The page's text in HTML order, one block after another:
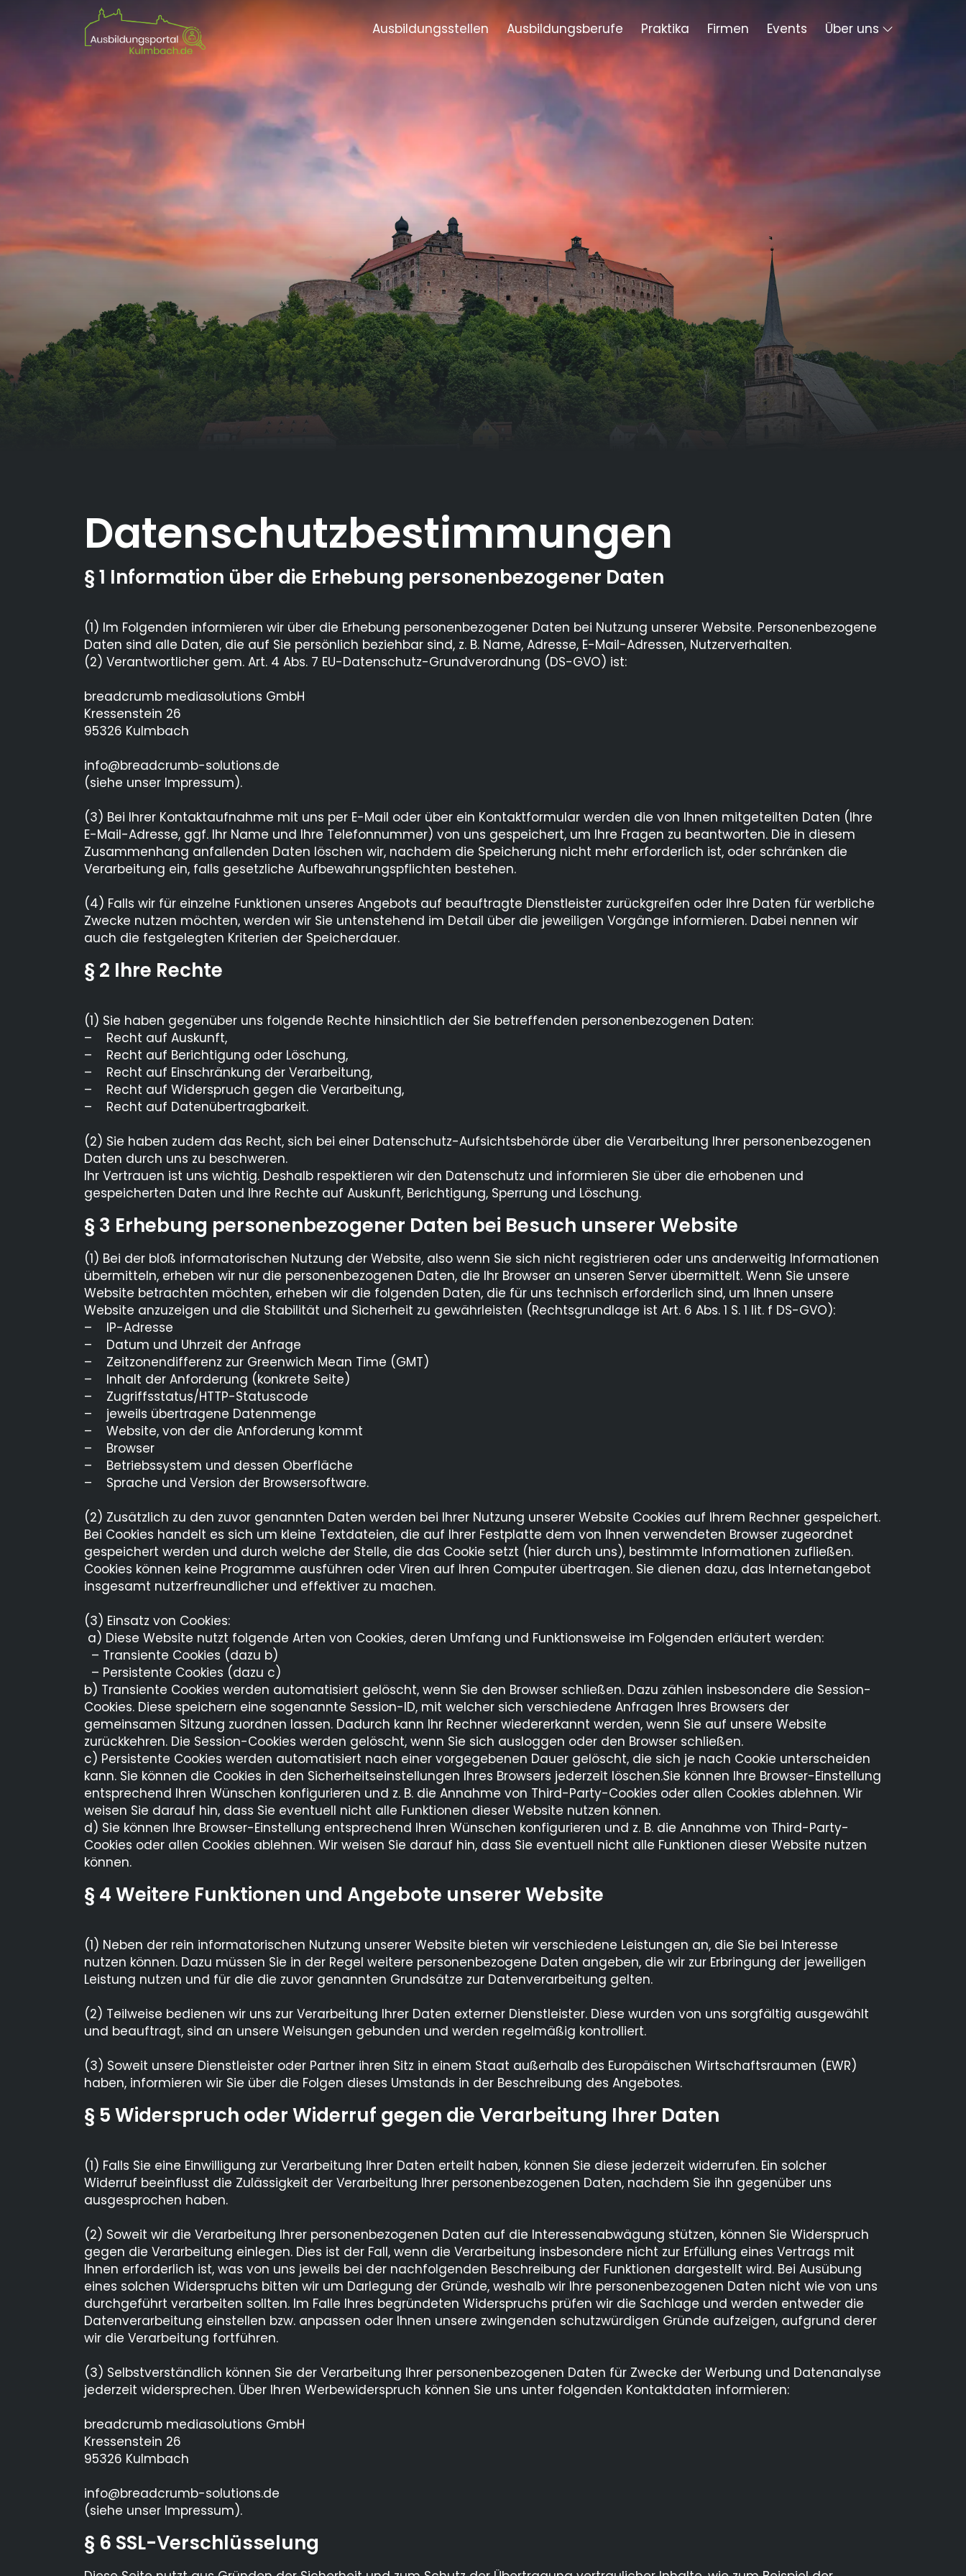
Ausbildungsstellen Ausbildungsberufe Praktika Firmen Events Über uns
Ausbildungsportal Kulmbach
Datenschutz
Datenschutzbestimmungen
§ 1 Information über die Erhebung personenbezogener Daten
(1) Im Folgenden informieren wir über die Erhebung personenbezogener Daten bei Nutzung unserer Website. Personenbezogene
Daten sind alle Daten, die auf Sie persönlich beziehbar sind, z. B. Name, Adresse, E-Mail-Adressen, Nutzerverhalten.
(2) Verantwortlicher gem. Art. 4 Abs. 7 EU-Datenschutz-Grundverordnung (DS-GVO) ist:
breadcrumb mediasolutions GmbH
Kressenstein 26
95326 Kulmbach
info@breadcrumb-solutions.de
(siehe unser Impressum).
(3) Bei Ihrer Kontaktaufnahme mit uns per E-Mail oder über ein Kontaktformular werden die von Ihnen mitgeteilten Daten (Ihre
E-Mail-Adresse, ggf. Ihr Name und Ihre Telefonnummer) von uns gespeichert, um Ihre Fragen zu beantworten. Die in diesem
Zusammenhang anfallenden Daten löschen wir, nachdem die Speicherung nicht mehr erforderlich ist, oder schränken die
Verarbeitung ein, falls gesetzliche Aufbewahrungspflichten bestehen.
(4) Falls wir für einzelne Funktionen unseres Angebots auf beauftragte Dienstleister zurückgreifen oder Ihre Daten für werbliche
Zwecke nutzen möchten, werden wir Sie untenstehend im Detail über die jeweiligen Vorgänge informieren. Dabei nennen wir
auch die festgelegten Kriterien der Speicherdauer.
§ 2 Ihre Rechte
(1) Sie haben gegenüber uns folgende Rechte hinsichtlich der Sie betreffenden personenbezogenen Daten:
– Recht auf Auskunft,
– Recht auf Berichtigung oder Löschung,
– Recht auf Einschränkung der Verarbeitung,
– Recht auf Widerspruch gegen die Verarbeitung,
– Recht auf Datenübertragbarkeit.
(2) Sie haben zudem das Recht, sich bei einer Datenschutz-Aufsichtsbehörde über die Verarbeitung Ihrer personenbezogenen
Daten durch uns zu beschweren.
Ihr Vertrauen ist uns wichtig. Deshalb respektieren wir den Datenschutz und informieren Sie über die erhobenen und
gespeicherten Daten und Ihre Rechte auf Auskunft, Berichtigung, Sperrung und Löschung.
§ 3 Erhebung personenbezogener Daten bei Besuch unserer Website
(1) Bei der bloß informatorischen Nutzung der Website, also wenn Sie sich nicht registrieren oder uns anderweitig Informationen
übermitteln, erheben wir nur die personenbezogenen Daten, die Ihr Browser an unseren Server übermittelt. Wenn Sie unsere
Website betrachten möchten, erheben wir die folgenden Daten, die für uns technisch erforderlich sind, um Ihnen unsere
Website anzuzeigen und die Stabilität und Sicherheit zu gewährleisten (Rechtsgrundlage ist Art. 6 Abs. 1 S. 1 lit. f DS-GVO):
– IP-Adresse
– Datum und Uhrzeit der Anfrage
– Zeitzonendifferenz zur Greenwich Mean Time (GMT)
– Inhalt der Anforderung (konkrete Seite)
– Zugriffsstatus/HTTP-Statuscode
– jeweils übertragene Datenmenge
– Website, von der die Anforderung kommt
– Browser
– Betriebssystem und dessen Oberfläche
– Sprache und Version der Browsersoftware.
(2) Zusätzlich zu den zuvor genannten Daten werden bei Ihrer Nutzung unserer Website Cookies auf Ihrem Rechner gespeichert.
Bei Cookies handelt es sich um kleine Textdateien, die auf Ihrer Festplatte dem von Ihnen verwendeten Browser zugeordnet
gespeichert werden und durch welche der Stelle, die das Cookie setzt (hier durch uns), bestimmte Informationen zufließen.
Cookies können keine Programme ausführen oder Viren auf Ihren Computer übertragen. Sie dienen dazu, das Internetangebot
insgesamt nutzerfreundlicher und effektiver zu machen.
(3) Einsatz von Cookies:
a) Diese Website nutzt folgende Arten von Cookies, deren Umfang und Funktionsweise im Folgenden erläutert werden:
– Transiente Cookies (dazu b)
– Persistente Cookies (dazu c)
b) Transiente Cookies werden automatisiert gelöscht, wenn Sie den Browser schließen. Dazu zählen insbesondere die Session-
Cookies. Diese speichern eine sogenannte Session-ID, mit welcher sich verschiedene Anfragen Ihres Browsers der
gemeinsamen Sitzung zuordnen lassen. Dadurch kann Ihr Rechner wiedererkannt werden, wenn Sie auf unsere Website
zurückkehren. Die Session-Cookies werden gelöscht, wenn Sie sich ausloggen oder den Browser schließen.
c) Persistente Cookies werden automatisiert nach einer vorgegebenen Dauer gelöscht, die sich je nach Cookie unterscheiden
kann. Sie können die Cookies in den Sicherheitseinstellungen Ihres Browsers jederzeit löschen.Sie können Ihre Browser-Einstellung
entsprechend Ihren Wünschen konfigurieren und z. B. die Annahme von Third-Party-Cookies oder allen Cookies ablehnen. Wir
weisen Sie darauf hin, dass Sie eventuell nicht alle Funktionen dieser Website nutzen können.
d) Sie können Ihre Browser-Einstellung entsprechend Ihren Wünschen konfigurieren und z. B. die Annahme von Third-Party-
Cookies oder allen Cookies ablehnen. Wir weisen Sie darauf hin, dass Sie eventuell nicht alle Funktionen dieser Website nutzen
können.
§ 4 Weitere Funktionen und Angebote unserer Website
(1) Neben der rein informatorischen Nutzung unserer Website bieten wir verschiedene Leistungen an, die Sie bei Interesse
nutzen können. Dazu müssen Sie in der Regel weitere personenbezogene Daten angeben, die wir zur Erbringung der jeweiligen
Leistung nutzen und für die die zuvor genannten Grundsätze zur Datenverarbeitung gelten.
(2) Teilweise bedienen wir uns zur Verarbeitung Ihrer Daten externer Dienstleister. Diese wurden von uns sorgfältig ausgewählt
und beauftragt, sind an unsere Weisungen gebunden und werden regelmäßig kontrolliert.
(3) Soweit unsere Dienstleister oder Partner ihren Sitz in einem Staat außerhalb des Europäischen Wirtschaftsraumen (EWR)
haben, informieren wir Sie über die Folgen dieses Umstands in der Beschreibung des Angebotes.
§ 5 Widerspruch oder Widerruf gegen die Verarbeitung Ihrer Daten
(1) Falls Sie eine Einwilligung zur Verarbeitung Ihrer Daten erteilt haben, können Sie diese jederzeit widerrufen. Ein solcher
Widerruf beeinflusst die Zulässigkeit der Verarbeitung Ihrer personenbezogenen Daten, nachdem Sie ihn gegenüber uns
ausgesprochen haben.
(2) Soweit wir die Verarbeitung Ihrer personenbezogenen Daten auf die Interessenabwägung stützen, können Sie Widerspruch
gegen die Verarbeitung einlegen. Dies ist der Fall, wenn die Verarbeitung insbesondere nicht zur Erfüllung eines Vertrags mit
Ihnen erforderlich ist, was von uns jeweils bei der nachfolgenden Beschreibung der Funktionen dargestellt wird. Bei Ausübung
eines solchen Widerspruchs bitten wir um Darlegung der Gründe, weshalb wir Ihre personenbezogenen Daten nicht wie von uns
durchgeführt verarbeiten sollten. Im Falle Ihres begründeten Widerspruchs prüfen wir die Sachlage und werden entweder die
Datenverarbeitung einstellen bzw. anpassen oder Ihnen unsere zwingenden schutzwürdigen Gründe aufzeigen, aufgrund derer
wir die Verarbeitung fortführen.
(3) Selbstverständlich können Sie der Verarbeitung Ihrer personenbezogenen Daten für Zwecke der Werbung und Datenanalyse
jederzeit widersprechen. Über Ihren Werbewiderspruch können Sie uns unter folgenden Kontaktdaten informieren:
breadcrumb mediasolutions GmbH
Kressenstein 26
95326 Kulmbach
info@breadcrumb-solutions.de
(siehe unser Impressum).
§ 6 SSL-Verschlüsselung